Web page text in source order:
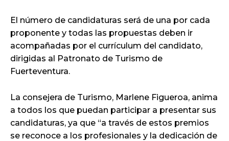
El número de candidaturas será de una por cada
proponente y todas las propuestas deben ir
acompañadas por el currículum del candidato,
dirigidas al Patronato de Turismo de
Fuerteventura.
La consejera de Turismo, Marlene Figueroa, anima
a todos los que puedan participar a presentar sus
candidaturas, ya que “a través de estos premios
se reconoce a los profesionales y la dedicación de